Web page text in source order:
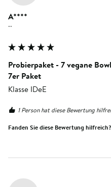
A****
""
Probierpaket - 7 vegane
7er Paket
Klasse IDeE
1 Person hat diese Bewertung
Fanden Sie diese Bewertung hilfreich?